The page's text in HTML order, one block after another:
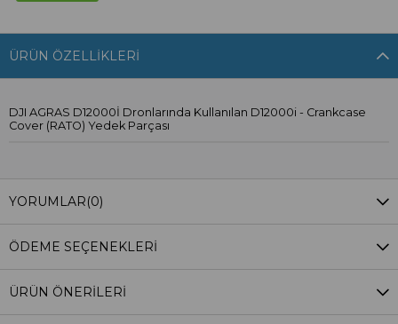
ÜRÜN ÖZELLIKLERI
DJI AGRAS D12000İ Dronlarında Kullanılan D12000i - Crankcase
Cover (RATO) Yedek Parçası
YORUMLAR(0)
ÖDEME SEÇENEKLERI
ÜRÜN ÖNERILERI